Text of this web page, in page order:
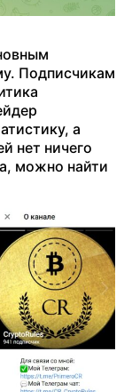
Подписчикам
а
нет ничего
можно найти